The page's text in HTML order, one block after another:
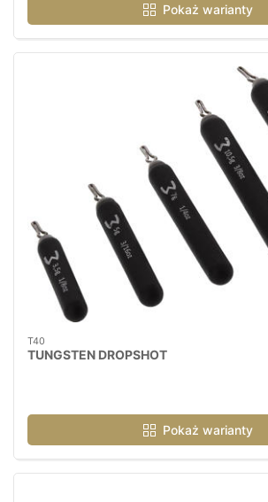
Pokaż warianty
T40
TUNGSTEN DROPSHOT
Pokaż warianty